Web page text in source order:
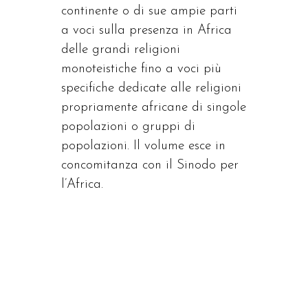
continente o di sue ampie parti
a voci sulla presenza in Africa
delle grandi religioni
monoteistiche fino a voci più
specifiche dedicate alle religioni
propriamente africane di singole
popolazioni o gruppi di
popolazioni. Il volume esce in
concomitanza con il Sinodo per
l’Africa.